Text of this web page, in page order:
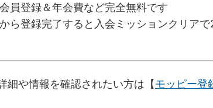
員登録＆年会費など完全無料です
ら登録完了すると入会ミッションクリア
細や情報を確認されたい方は【モッピー登